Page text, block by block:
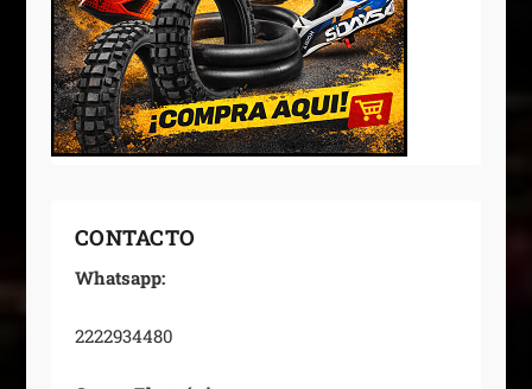
CONTACTO
Whatsapp:
2222934480